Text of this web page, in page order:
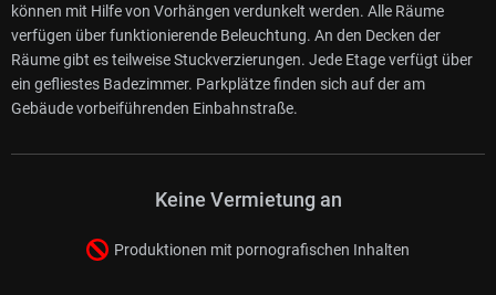
können mit Hilfe von Vorhängen verdunkelt werden. Alle Räume
verfügen über funktionierende Beleuchtung. An den Decken der
Räume gibt es teilweise Stuckverzierungen. Jede Etage verfügt über
ein gefliestes Badezimmer. Parkplätze finden sich auf der am
Gebäude vorbeiführenden Einbahnstraße.
Keine Vermietung an
Produktionen mit pornografischen Inhalten